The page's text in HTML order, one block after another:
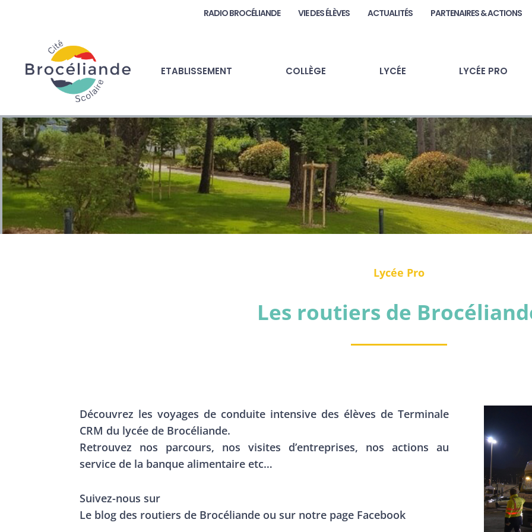
RADIO BROCÉLIANDE VIE DES ÉLÈVES ACTUALITÉS PARTENAIRES & ACTIONS
ETABLISSEMENT COLLÈGE LYCÉE LYCÉE PRO
Lycée Pro
Les routiers de
Découvrez les voyages de conduite intensive des élèves de Terminale
CRM du lycée de Brocéliande.
Retrouvez nos parcours, nos visites d’entreprises, nos actions au
service de la banque alimentaire etc…
Suivez-nous sur
Le blog des routiers de Brocéliande ou sur notre page Facebook